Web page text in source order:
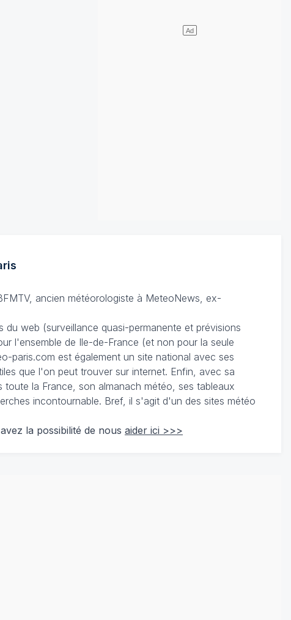
ancien météorologiste à MeteoNews, ex-
web (surveillance quasi-permanente et prévisions
l'ensemble de Ile-de-France (et non pour la seule
paris.com est également un site national avec ses
que l'on peut trouver sur internet. Enfin, avec sa
la France, son almanach météo, ses tableaux
incontournable. Bref, il s'agit d'un des sites météo
la possibilité de nous aider ici >>>